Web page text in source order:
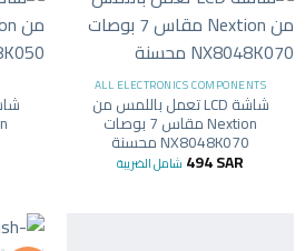
ALL ELECTRONICS COMPONENTS
شاشة LCD تعمل باللمس من
Nextion مقاس 7 بوصات
NX8048K070 محسنة
494SAR شامل الضريبة